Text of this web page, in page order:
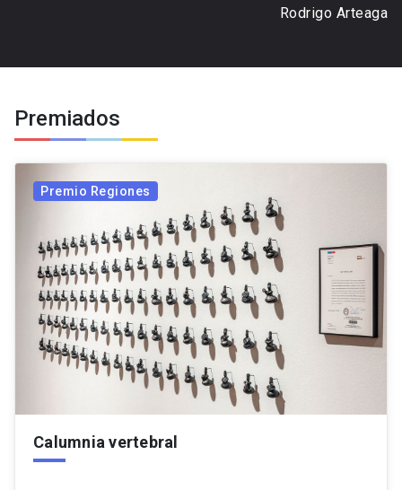
Rodrigo Arteaga
Premiados
Premio Regiones
Calumnia vertebral